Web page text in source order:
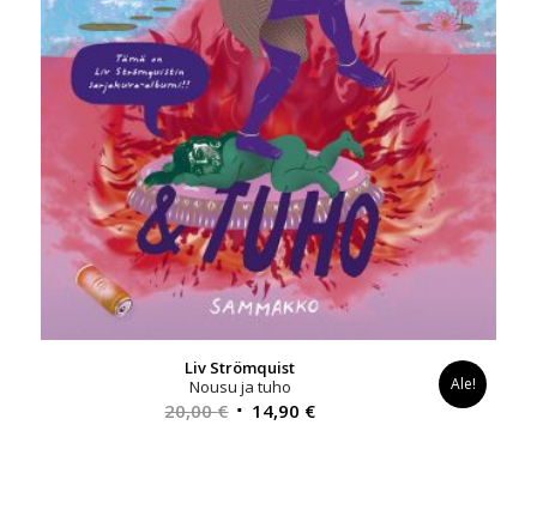
Liv Strömquist
Nousu ja tuho
20,00€ Alkuperäinen
14,90 €Nykyinen
Ale!